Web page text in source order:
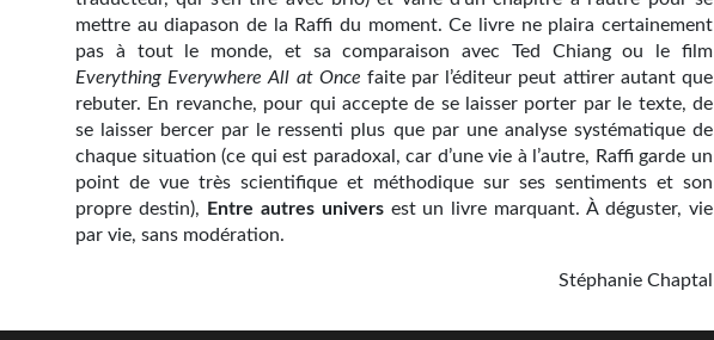
mettre au diapason de la Raffi du moment. Ce livre ne plaira certainement
pas à tout le monde, et sa comparaison avec Ted Chiang ou le film
Everything Everywhere All at Once faite par l’éditeur peut attirer autant que
rebuter. En revanche, pour qui accepte de se laisser porter par le texte, de
se laisser bercer par le ressenti plus que par une analyse systématique de
chaque situation (ce qui est paradoxal, car d’une vie à l’autre, Raffi garde un
point de vue très scientifique et méthodique sur ses sentiments et son
propre destin),
Entre autres universest un livre marquant. À déguster, vie
par vie, sans modération.
Stéphanie Chaptal